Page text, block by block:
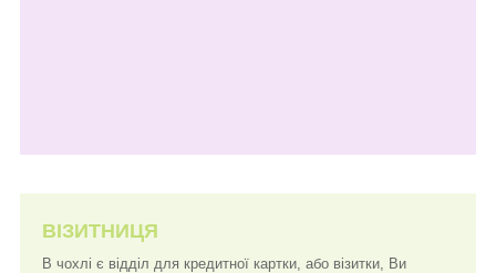
ВІЗИТНИЦЯ
В чохлі є відділ для кредитної картки, або візитки, Ви